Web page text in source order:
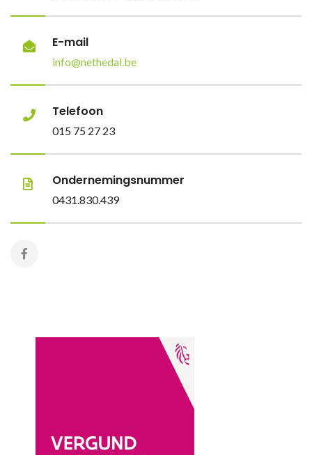
E-mail
info@nethedal.be
Telefoon
015 75 27 23
Ondernemingsnummer
0431.830.439